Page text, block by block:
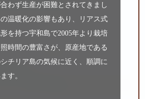
わず生産が困難とされてきまし
温暖化の影響もあり、リアス式
を持つ宇和島で2005年より栽培
時間の豊富さが、原産地である
チリア島の気候に近く、順調に
す。